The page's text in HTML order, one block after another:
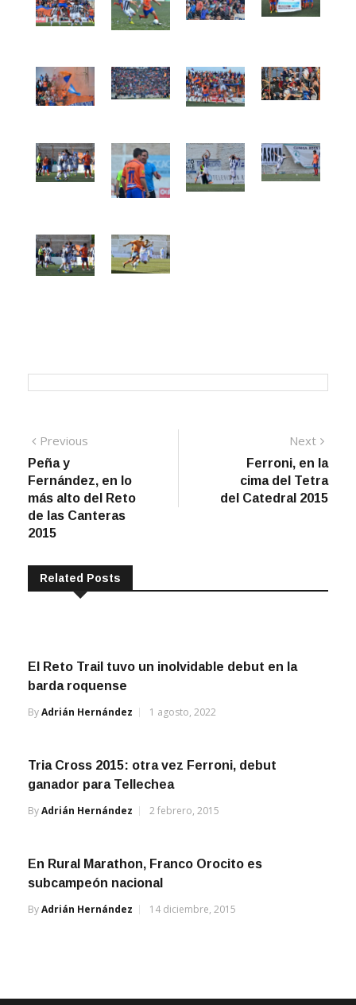
Navegación
de
entradas
Previous
Peña y
Fernández, en lo
más alto del Reto
de las Canteras
2015
Next
post:
Ferroni, en la
cima del Tetra
del Catedral 2015
Related Posts
El Reto Trail tuvo un inolvidable debut en la
barda roquense
ByAdrián Hernández 1 agosto, 2022
Tria Cross 2015: otra vez Ferroni, debut
ganador para Tellechea
ByAdrián Hernández 2 febrero, 2015
En Rural Marathon, Franco Orocito es
subcampeón nacional
ByAdrián Hernández 14 diciembre, 2015